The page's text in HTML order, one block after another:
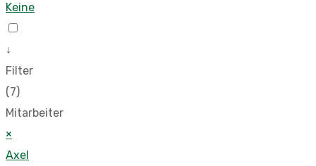
Keine
↓
Filter
(7)
Mitarbeiter
×
Axel